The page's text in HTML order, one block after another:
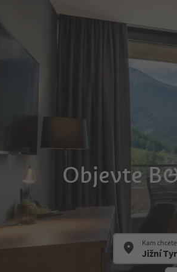
na menu
Objevte
Kam